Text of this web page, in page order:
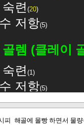
련 20
저항 5
렘 (클레이
련
1
저항 5
1 : 레벨당
골렘 1 : 레벨당
피 해골에 몰빵 하면서 물